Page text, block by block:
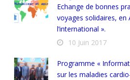
Echange de bonnes
voyages solidaires, en
l’international ».
10 Juin 2017
Programme «
sur les maladies